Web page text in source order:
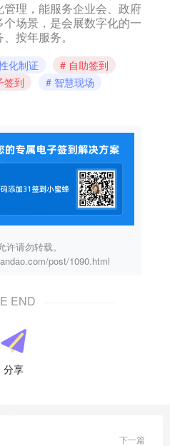
理，能服务企业会、政府
场景，是会展数字化的一
按年服务。
化制证
自助签到
签到
智慧现场
请勿转载。
post/1090.html
END
分享
下一篇